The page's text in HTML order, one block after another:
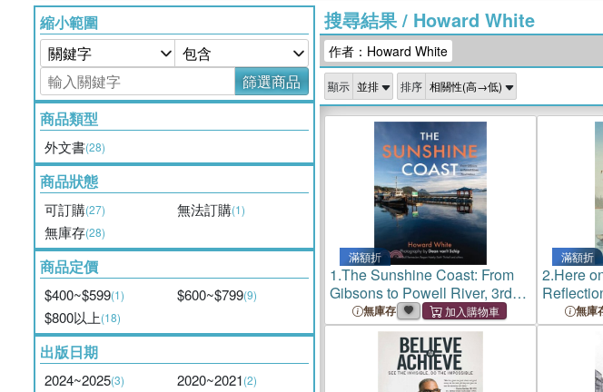
縮小範圍
篩選商品
商品類型
外文書(28)
商品狀態
可訂購(27) 無法訂購(1)
無庫存(28)
商品定價
$400~$599(1) $600~$799(9)
$800以上(18)
出版日期
2024~2025(3) 2020~2021(2)
搜尋結果/ Howard White
作者：Howard White
顯示 排序
滿額折
1.The Sunshine Coast: From
Gibsons to Powell River, 3rd
Edition無庫存
滿額折
2.Here
無庫